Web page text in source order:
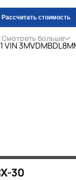
Рассчитать стоимость
Смотреть больше
30